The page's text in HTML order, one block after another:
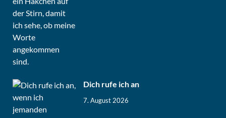
Dich rufe ich an
7. August 2026